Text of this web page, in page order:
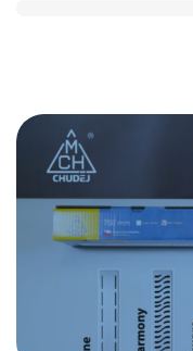
nerez.
rámečkem
množství